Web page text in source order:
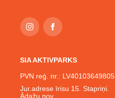
SIA AKTIVPARKS
PVN reģ. nr.: LV40103649805
Jur.adrese īrisu 15. Stapriņi.
Ādažu nov.